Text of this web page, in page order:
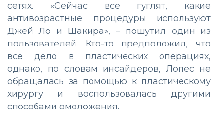
сетях. «Сейчас все гуглят, какие
антивозрастные процедуры используют
Джей Ло и Шакира», – пошутил один из
пользователей. Кто-то предположил, что
все дело в пластических операциях,
однако, по словам инсайдеров, Лопес не
обращалась за помощью к пластическому
хирургу и воспользовалась другими
способами омоложения.